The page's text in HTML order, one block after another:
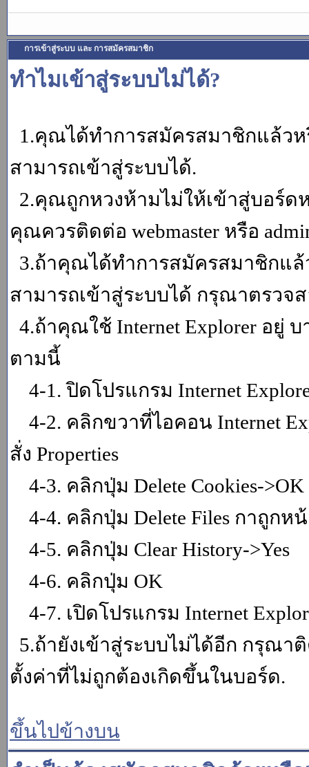
การเข้าสู่ระบบ และ การสมัครสมาชิก
ทำไมเข้าสู่ระบบไม่ได้?
1.คุณได้ทำการสมัครสมาชิกแล้ว
สามารถเข้าสู่ระบบได้.
2.คุณถูกหวงห้ามไม่ให้เข้าสู่บอร์ด
คุณควรติดต่อ webmaster หรือ
3.ถ้าคุณได้ทำการสมัครสมาชิกแ
สามารถเข้าสู่ระบบได้ กรุณาตรวจส
4.ถ้าคุณใช้ Internet Explorer อยู่
ตามนี้
4-1. ปิดโปรแกรม Internet
4-2. คลิกขวาที่ไอคอน Internet
สั่ง Properties
4-3. คลิกปุ่ม Delete Cookies->OK
4-4. คลิกปุ่ม Delete Files กาถูกหน้
4-5. คลิกปุ่ม Clear History->Yes
4-6. คลิกปุ่ม OK
4-7. เปิดโปรแกรม Internet
5.ถ้ายังเข้าสู่ระบบไม่ได้อีก กรุณา
ตั้งค่าที่ไม่ถูกต้องเกิดขึ้นในบอร์ด.
ขึ้นไปข้างบน